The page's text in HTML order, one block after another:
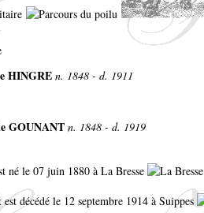
HINGRE n. 1848 - d. 1911
GOUNANT n. 1848 - d. 1919
né le 07 juin 1880 à La Bresse
est décédé le 12 septembre 1914 à Suippes